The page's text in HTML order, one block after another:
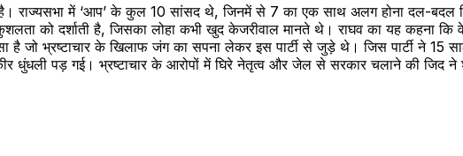
राज्यसभा में ‘आप’ के कुल 10 सांसद थे, जिनमें से 7 का एक साथ अलग होना दल-बदल
को दर्शाती है, जिसका लोहा कभी खुद केजरीवाल मानते थे। राघव का यह कहना कि
है जो भ्रष्टाचार के खिलाफ जंग का सपना लेकर इस पार्टी से जुड़े थे। जिस पार्टी ने 15
धुंधली पड़ गई। भ्रष्टाचार के आरोपों में घिरे नेतृत्व और जेल से सरकार चलाने की जिद